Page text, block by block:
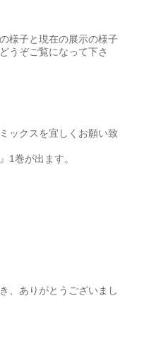
様子と現在の展示の様子
うぞご覧になって下さ
ックスを宜しくお願い致
1巻が出ます。
、ありがとうございまし